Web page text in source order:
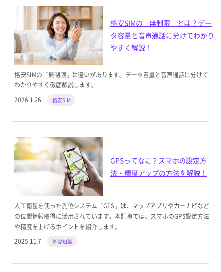
格安SIMの「無制限」とは？デー
タ容量と音声通話に分けてわかり
やすく解説！
格安SIMの「無制限」は違いがあります。データ容量と音声通話に分けて
わかりやすく徹底解説します。
2026.1.26
格安SIM
GPSってなに？スマホの設定方
法・精度アップの方法を解説！
人工衛星を使った測位システム「GPS」は、マップアプリやカーナビなど
の位置情報取得に活用されています。本記事では、スマホのGPS設定方法
や精度を上げるポイントを紹介します。
2025.11.7
基礎知識